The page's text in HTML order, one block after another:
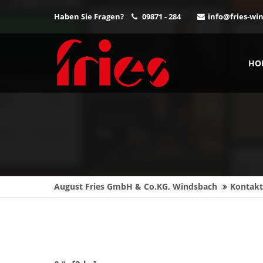
Benutzername
Anmelden
We
Mon -
Haben Sie Fragen? 09871 - 284 info@fries-
August Fries GmbH & Co.KG, Windsbach Kontakt